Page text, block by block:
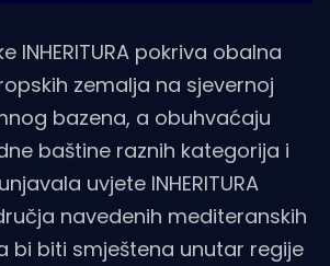
INHERITURA pokriva obalna
zemalja na sjevernoj
bazena, a obuhvaćaju
baštine raznih kategorija i
uvjete INHERITURA
navedenih mediteranskih
bi biti smještena unutar regije